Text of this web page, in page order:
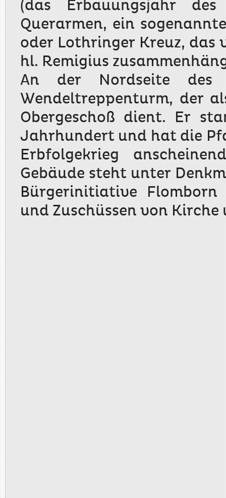
(das Erbauungsjahr
Querarmen, ein
oder Lothringer Kreuz, das
hl. Remigius
An der Nordseite des
Wendeltreppenturm, der
Obergeschoß dient. Er
Jahrhundert und hat die
Erbfolgekrieg
Gebäude steht unter
Bürgerinitiative
und Zuschüssen von